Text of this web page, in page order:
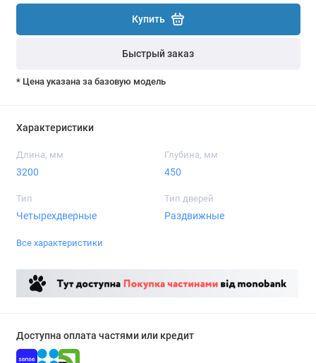
Купить
Быстрый заказ
* Цена указана за базовую модель
Характеристики
Длина, мм
3200
Глубина, мм
450
Тип
Четырехдверные
Тип дверей
Раздвижные
Все характеристики
Доступна оплата частями или кредит